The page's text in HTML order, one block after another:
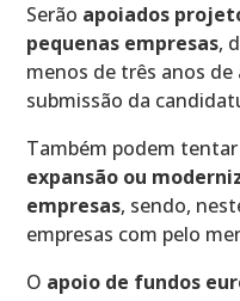
Serão apoiados
pequenas empresas,
menos de três anos
submissão da
Também podem
expansão ou
empresas, sendo,
empresas com pelo
O apoio de fundos